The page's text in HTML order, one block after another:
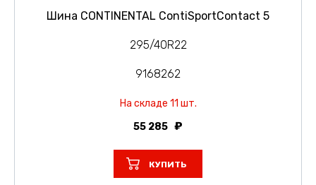
Шина CONTINENTAL ContiSportContact 5
295/40R22
9168262
На складе 11 шт.
55 285
КУПИТЬ